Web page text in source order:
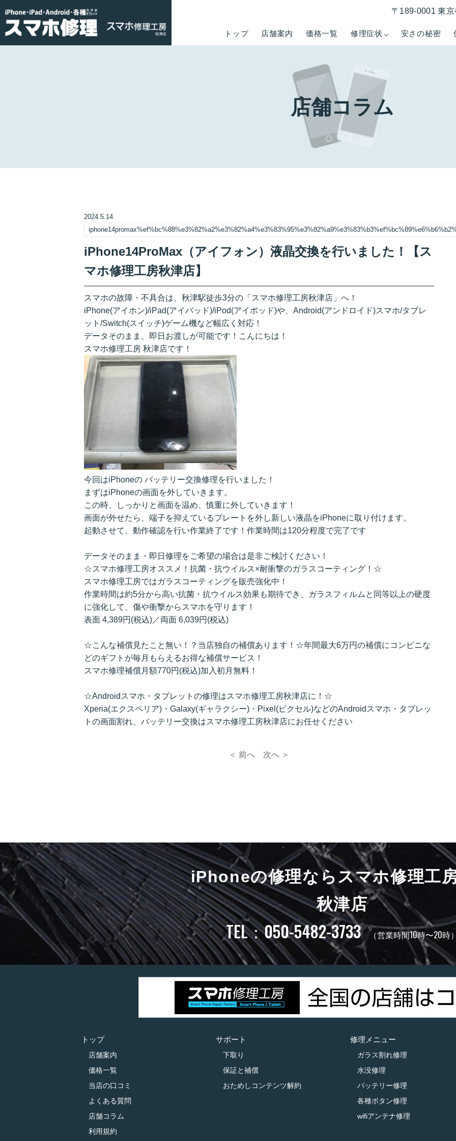
トップ 店舗案内 価格一覧 修理症状 安さの秘密
〒189-0001 東
店舗コラム
2024.5.14
iPhone14ProMax（アイフォン）液晶交換を行いました！【ス
マホ修理工房秋津店】
スマホの故障・不具合は、秋津駅徒歩3分の「スマホ修理工房秋津店」へ！
iPhone(アイホン)/iPad(アイパッド)/iPod(アイポッド)や、Android(アンドロイド)スマホ/タブレ
ット/Switch(スイッチ)ゲーム機など幅広く対応！
データそのまま、即日お渡しが可能です！こんにちは！
スマホ修理工房 秋津店です！
今回はiPhoneの バッテリー交換修理を行いました！
まずはiPhoneの画面を外していきます。
この時、しっかりと画面を温め、慎重に外していきます！
画面が外せたら、端子を抑えているプレートを外し新しい液晶をiPhoneに取り付けます。
起動させて、動作確認を行い作業終了です！作業時間は120分程度で完了です
データそのまま・即日修理をご希望の場合は是非ご検討ください！
☆スマホ修理工房オススメ！抗菌・抗ウイルス×耐衝撃のガラスコーティング！☆
スマホ修理工房ではガラスコーティングを販売強化中！
作業時間は約5分から高い抗菌・抗ウイルス効果も期待でき、ガラスフィルムと同等以上の硬度
に強化して、傷や衝撃からスマホを守ります！
表面 4,389円(税込)／両面 6,039円(税込)
☆こんな補償見たこと無い！？当店独自の補償あります！☆年間最大6万円の補償にコンビニな
どのギフトが毎月もらえるお得な補償サービス！
スマホ修理補償月額770円(税込)加入初月無料！
☆Androidスマホ・タブレットの修理はスマホ修理工房秋津店に！☆
Xperia(エクスペリア)・Galaxy(ギャラクシー)・Pixel(ピクセル)などのAndroidスマホ・タブレッ
トの画面割れ、バッテリー交換はスマホ修理工房秋津店にお任せください
＜ 前へ 次へ ＞
iPhoneの修理ならスマホ修理工
秋津店
TEL：050-5482-3733 （営業時間10時〜20時
トップ
店舗案内
価格一覧
当店の口コミ
よくある質問
店舗コラム
利用規約
サポート
下取り
保証と補償
おためしコンテンツ解約
修理メニュー
ガラス割れ修理
水没修理
バッテリー修理
各種ボタン修理
wifiアンテナ修理